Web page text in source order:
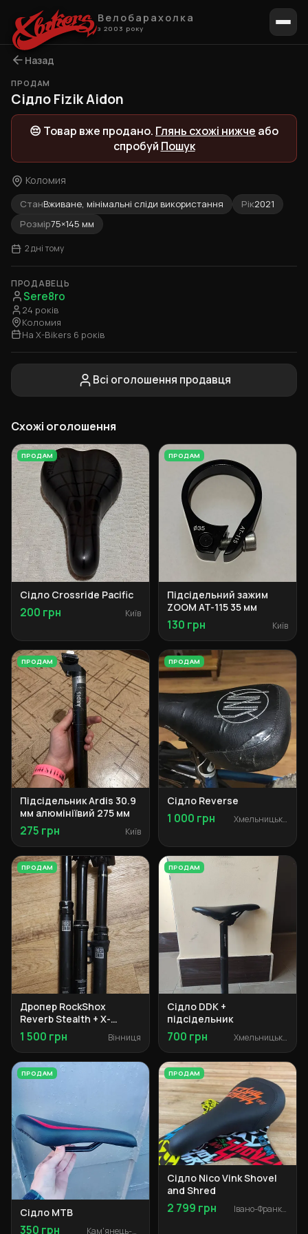
Велобарахолка
з 2003 року
Назад
ПРОДАМ
Сідло Fizik Aidon
😔 Товар вже продано. Глянь схожі нижче або
спробуй Пошук
Коломия
СтанВживане, мінімальні сліди використання Рік2021
Розмір75×145 мм
2 дні тому
ПРОДАВЕЦЬ
Sere8ro
24 років
Коломия
На X-Bikers 6 років
Всі оголошення продавця
Схожі оголошення
ПРОДАМ
Сідло Crossride Pacific
200 грн Київ
ПРОДАМ
Підсідельний зажим
ZOOM AT-115 35 мм
130 грн Київ
ПРОДАМ
Підсідельник Ardis 30.9
мм алюмініївий 275 мм
275 грн Київ
ПРОДАМ
Сідло Reverse
1 000 грн Хмельницький
ПРОДАМ
Дропер RockShox
Reverb Stealth + X-
Fusion Manic на
запчастини
1 500 грн Вінниця
ПРОДАМ
Сідло DDK +
підсідельник
700 грн Хмельницький
ПРОДАМ
Сідло MTB
350 грн Кам'янець-Подільський
ПРОДАМ
Сідло Nico Vink Shovel
and Shred
2 799 грн Івано-Франківськ